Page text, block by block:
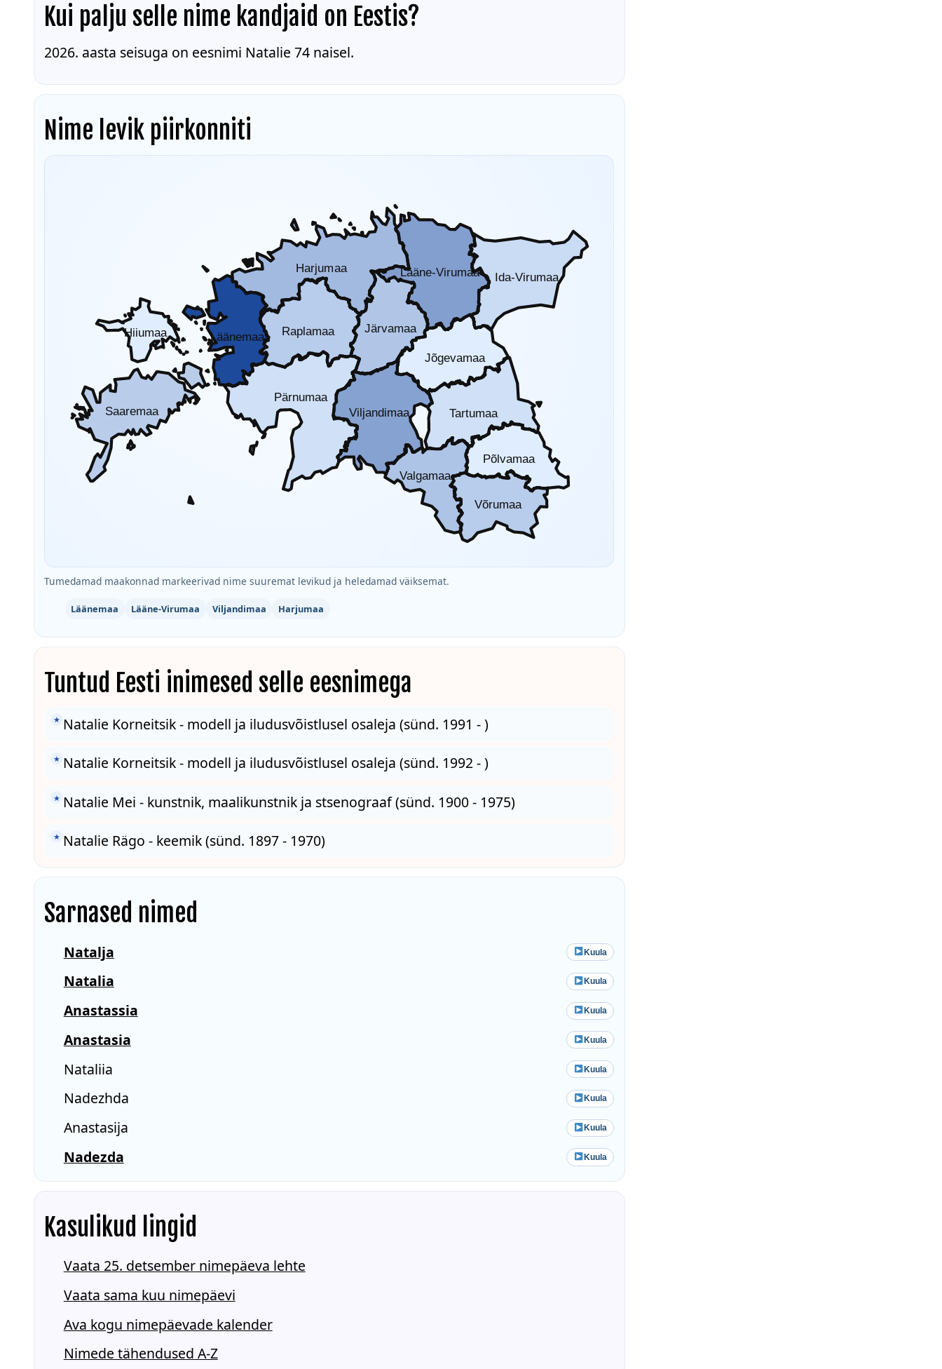
Kui palju selle nime kandjaid on Eestis?
2026. aasta seisuga on eesnimi Natalie 74 naisel.
Nime levik piirkonniti
Hiiumaa
Saaremaa
Pärnumaa
Läänemaa Raplamaa
Harjumaa Lääne-Virumaa Ida-Virumaa
Järvamaa
Jõgevamaa
Viljandimaa Tartumaa
Põlvamaa
Võrumaa
Valgamaa
Tumedamad maakonnad markeerivad nime suuremat levikud ja heledamad väiksemat.
Läänemaa Lääne-Virumaa Viljandimaa Harjumaa
Tuntud Eesti inimesed selle eesnimega
★ Natalie Korneitsik - modell ja iludusvõistlusel osaleja (sünd. 1991 - )
★ Natalie Korneitsik - modell ja iludusvõistlusel osaleja (sünd. 1992 - )
★ Natalie Mei - kunstnik, maalikunstnik ja stsenograaf (sünd. 1900 - 1975)
★ Natalie Rägo - keemik (sünd. 1897 - 1970)
Sarnased nimed
Natalja Kuula
Natalia Kuula
Anastassia Kuula
Anastasia Kuula
Nataliia Kuula
Nadezhda Kuula
Anastasija Kuula
Nadezda Kuula
Kasulikud lingid
Vaata 25. detsember nimepäeva lehte
Vaata sama kuu nimepäevi
Ava kogu nimepäevade kalender
Nimede tähendused A-Z